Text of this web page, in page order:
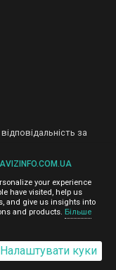
за
користувачів
за правила
AvizInfo.com.ua. На
реклама Google
детальніше про
your experience
have visited, help us
and give us insights into
and products. Більше
Налаштувати куки